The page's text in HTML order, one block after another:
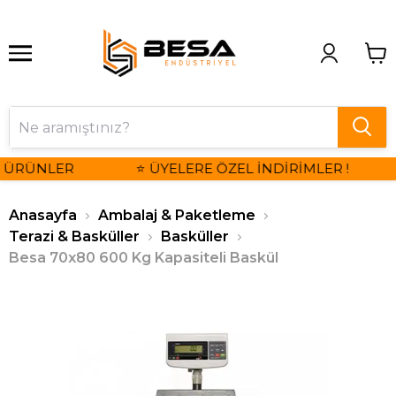
⭐ ÜYELERE ÖZEL İNDİRİMLER !
Anasayfa
Ambalaj & Paketleme
Terazi & Basküller
Basküller
Besa 70x80 600 Kg Kapasiteli Baskül